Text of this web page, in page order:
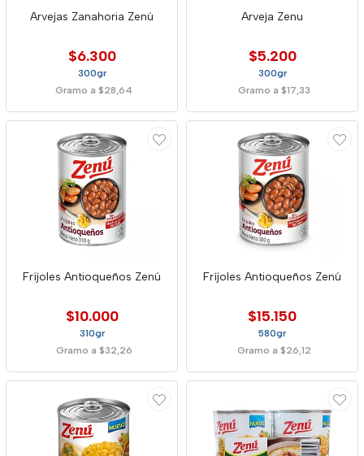
Arvejas Zanahoria Zenú
$6.300
300gr
Gramo a $28,64
Arveja Zenu
$5.200
300gr
Gramo a $17,33
Fríjoles Antioqueños Zenú
$10.000
310gr
Gramo a $32,26
Fríjoles Antioqueños Zenú
$15.150
580gr
Gramo a $26,12